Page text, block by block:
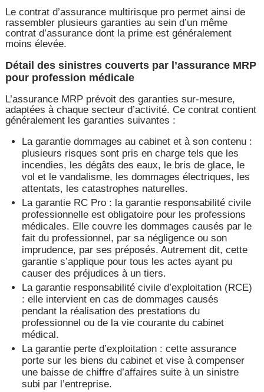
Le contrat d’assurance multirisque pro permet ainsi de
rassembler plusieurs garanties au sein d’un même
contrat d’assurance dont la prime est généralement
moins élevée.
Détail des sinistres couverts par l’assurance MRP
pour profession médicale
L’assurance MRP prévoit des garanties sur-mesure,
adaptées à chaque secteur d’activité. Ce contrat contient
généralement les garanties suivantes :
La garantie dommages au cabinet et à son contenu :
plusieurs risques sont pris en charge tels que les
incendies, les dégâts des eaux, le bris de glace, le
vol et le vandalisme, les dommages électriques, les
attentats, les catastrophes naturelles.
La garantie RC Pro : la garantie responsabilité civile
professionnelle est obligatoire pour les professions
médicales. Elle couvre les dommages causés par le
fait du professionnel, par sa négligence ou son
imprudence, par ses préposés. Autrement dit, cette
garantie s’applique pour tous les actes ayant pu
causer des préjudices à un tiers.
La garantie responsabilité civile d’exploitation (RCE)
: elle intervient en cas de dommages causés
pendant la réalisation des prestations du
professionnel ou de la vie courante du cabinet
médical.
La garantie perte d’exploitation : cette assurance
porte sur les biens du cabinet et vise à compenser
une baisse de chiffre d’affaires suite à un sinistre
subi par l’entreprise.